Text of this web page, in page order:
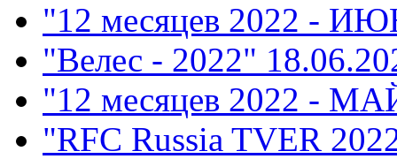
"12 месяцев 2022 -
"Велес - 2022"
"12 месяцев 2022 -
"RFC Russia TVER